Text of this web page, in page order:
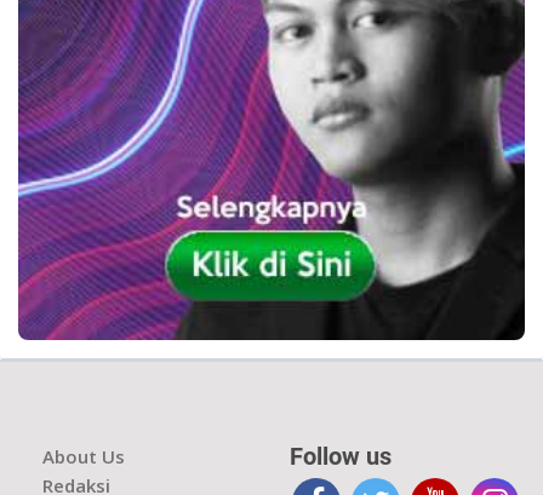
About Us
Redaksi
Follow us